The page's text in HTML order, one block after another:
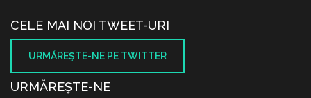
CELE MAI NOI TWEET-URI
URMĂREŞTE-NE PE TWITTER
URMĂREŞTE-NE